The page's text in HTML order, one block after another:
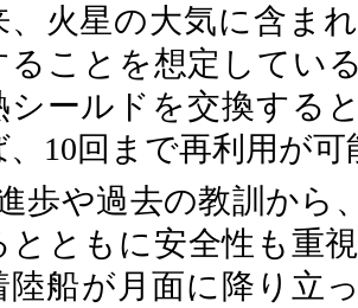
、火星の大気に含ま
ることを想定してい
シールドを交換する
、10回まで再利用が
歩や過去の教訓から
とともに安全性も重
陸船が月面に降り立